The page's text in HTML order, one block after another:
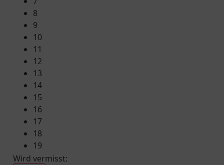
8
9
10
11
12
13
14
15
16
17
18
19
Wird vermisst: